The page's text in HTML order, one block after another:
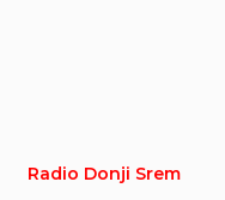
Radio Donji Srem